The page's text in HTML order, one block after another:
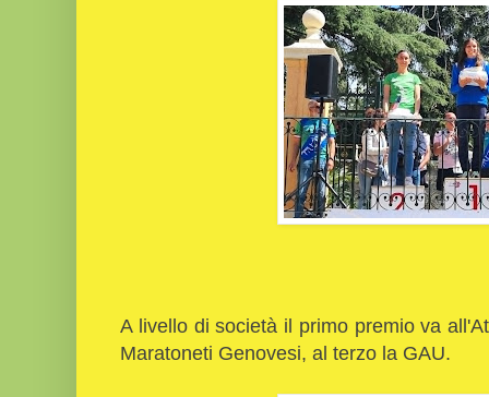
A livello di società il primo premio va
Maratoneti Genovesi, al terzo la GAU.